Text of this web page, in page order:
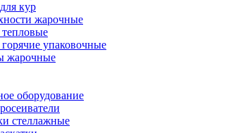
кур
жарочные
упаковочные
жарочные
оборудование
стеллажные